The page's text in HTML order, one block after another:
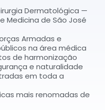
Dermatológica —
Medicina de São José
Armadas e
na área médica
de harmonização
e naturalidade
em toda a
mais renomadas de